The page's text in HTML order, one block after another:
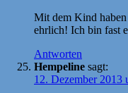
Mit dem Kind haben
ehrlich! Ich bin fast
Antworten
Hempeline sagt:
12. Dezember 2013